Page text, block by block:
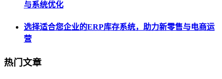
与系统优化
选择适合您企业的ERP库存系统，助力新零售与电商运
营
热门文章